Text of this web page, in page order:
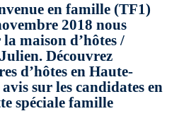
en famille (TF1)
2018 nous
maison d’hôtes /
Découvrez
d’hôtes en Haute-
sur les candidates en
spéciale famille